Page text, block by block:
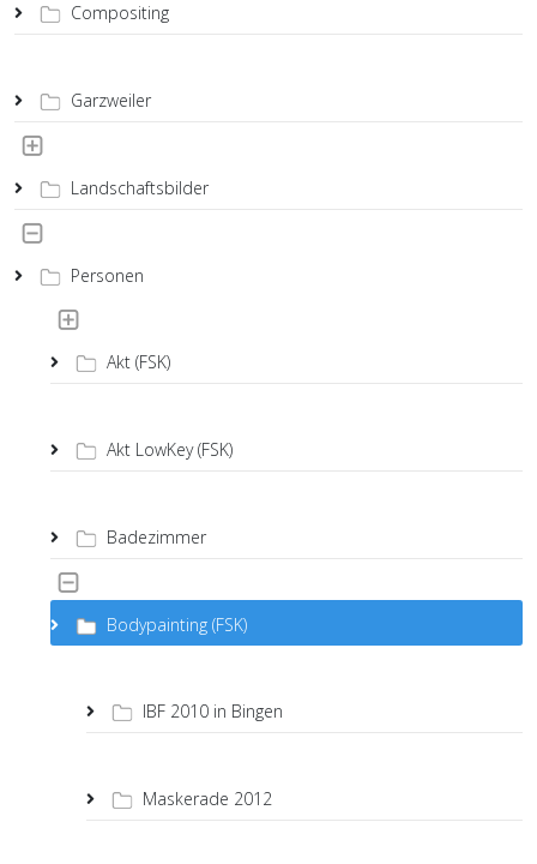
Compositing
Garzweiler
Landschaftsbilder
Personen
Akt (FSK)
Akt LowKey (FSK)
Badezimmer
Bodypainting (FSK)
IBF 2010 in Bingen
Maskerade 2012